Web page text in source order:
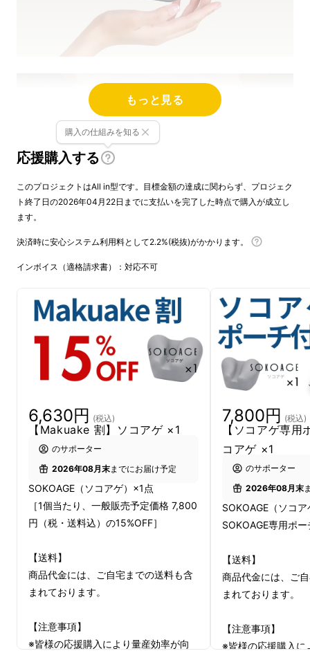
もっと見る
応援購入する
購入の仕組みを知る
このプロジェクトはAll in型です。目標金額の達成に関わらず、プロジェク
ト終了日の2026年04月22日までに支払いを完了した時点で購入が成立し
ます。
決済時に安心システム利用料として2.2%(税抜)がかかります。
インボイス（適格請求書）：対応不可
6,630円 (税込)
【Makuake 割】ソコアゲ ×1
のサポーター
2026年08月末までにお届け予定
SOKOAGE（ソコアゲ）×1点
［1個当たり、一般販売予定価格 7,800
円（税・送料込）の15%OFF］
【送料】
商品代金には、ご自宅までの送料も含
まれております。
【注意事項】
※皆様の応援購入により量産効率が向
7,800円 (税込)
【ソコアゲ専
コアゲ ×1
のサポーター
2026年08月末
SOKOAGE（ソコ
SOKOAGE専用ポー
【送料】
商品代金には、ご
まれております。
【注意事項】
※皆様の応援購入に